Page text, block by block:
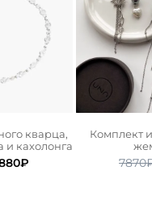
кварца,
и кахолонга
₽
Комплект
7870